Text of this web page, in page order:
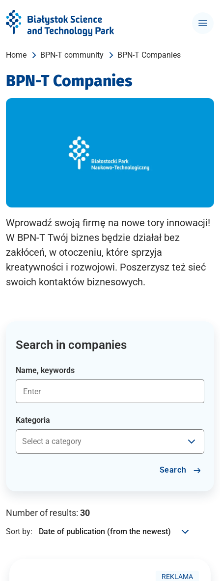
Home BPN-T community BPN-T Companies
BPN-T Companies
Wprowadź swoją firmę na nowe tory innowacji!
W BPN-T Twój biznes będzie działał bez
zakłóceń, w otoczeniu, które sprzyja
kreatywności i rozwojowi. Poszerzysz też sieć
swoich kontaktów biznesowych.
Search in companies
Name, keywords
Kategoria
Search
Number of results: 30
Sort by:
REKLAMA